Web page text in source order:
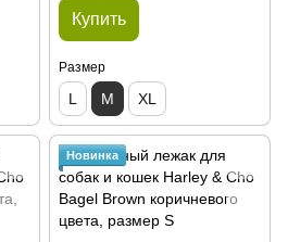
Купить
Размер
L M XL
Новинка